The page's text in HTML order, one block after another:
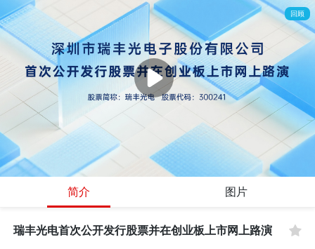
回顾
简介 图片
瑞丰光电首次公开发行股票并在创业板上市网上路演